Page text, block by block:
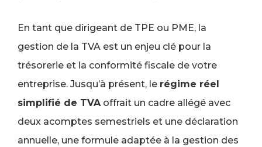
En tant que dirigeant de TPE ou PME, la
gestion de la TVA est un enjeu clé pour la
trésorerie et la conformité fiscale de votre
entreprise. Jusqu’à présent, le régime réel
simplifié de TVAoffrait un cadre allégé avec
deux acomptes semestriels et une déclaration
annuelle, une formule adaptée à la gestion des